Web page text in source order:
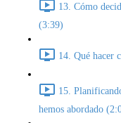
13. Cómo
(3:39)
14. Qué hacer
15.
hemos abordado